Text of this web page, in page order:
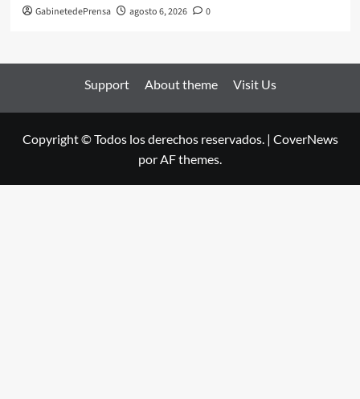
GabinetedePrensa agosto 6, 2026 0
Support About theme Visit Us
Copyright © Todos los derechos reservados. | CoverNews
por AF themes.